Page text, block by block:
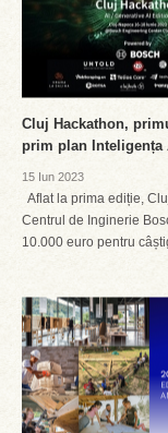
Cluj Hackathon,
prim plan Inteligența
15 Iun 2023
Aflat la prima ediție,
Centrul de Inginerie
10.000 euro pentru